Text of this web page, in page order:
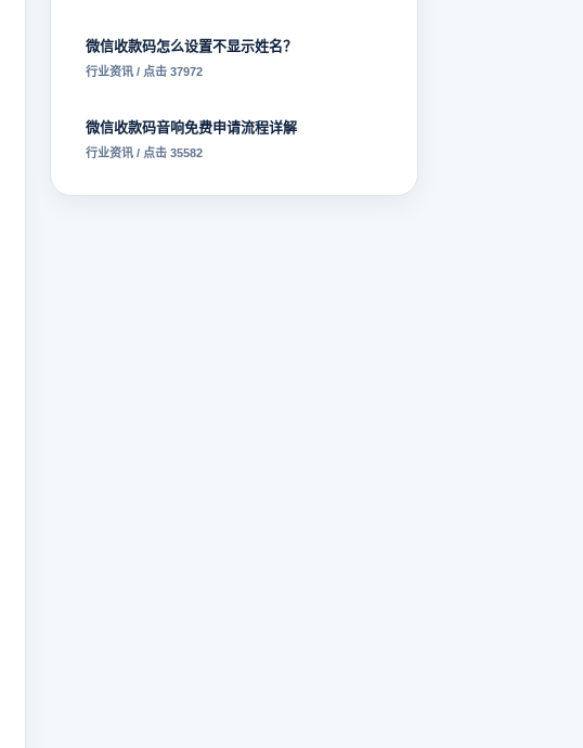
微信收款码怎么设置不显示姓名？
行业资讯 / 点击 37972
微信收款码音响免费申请流程详解
行业资讯 / 点击 35582